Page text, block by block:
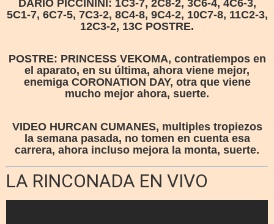
DARÍO PICCININI: 1C3-7, 2C8-2, 3C6-4, 4C6-3,
5C1-7, 6C7-5, 7C3-2, 8C4-8, 9C4-2, 10C7-8, 11C2-3,
12C3-2, 13C POSTRE.
POSTRE: PRINCESS VEKOMA, contratiempos en
el aparato, en su última, ahora viene mejor,
enemiga CORONATION DAY, otra que viene
mucho mejor ahora, suerte.
VIDEO HURCAN CUMANES, multiples tropiezos
la semana pasada, no tomen en cuenta esa
carrera, ahora incluso mejora la monta, suerte.
LA RINCONADA EN VIVO